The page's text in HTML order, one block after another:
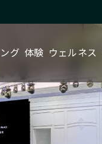
グ 体験 ウェルネス